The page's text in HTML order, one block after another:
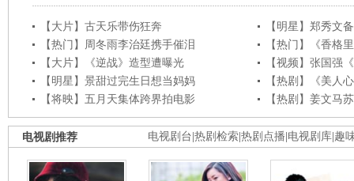
【大片】古天乐带伤狂奔
【明星】郑秀文
【热门】周冬雨李治廷携手催泪
【热门】《香格
【大片】《逆战》造型遭曝光
【视频】张国强
【明星】景甜过完生日想当妈妈
【热剧】《美人
【将映】五月天集体跨界拍电影
【热剧】姜文马
电视剧台 热剧检索 热剧点播 电视剧库 趣
电视剧推荐